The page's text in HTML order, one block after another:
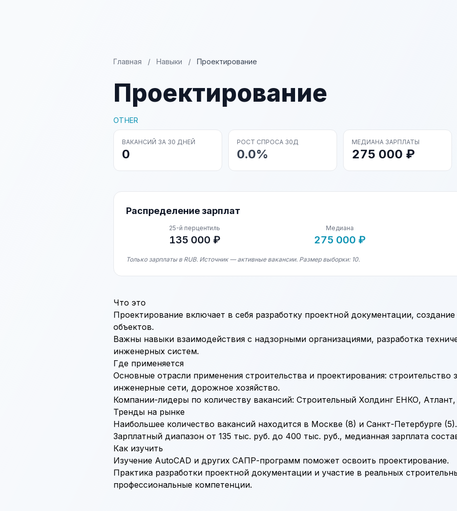
Главная / Навыки / Проектирование
Проектирование
OTHER
ВАКАНСИЙ ЗА 30 ДНЕЙ
0
РОСТ СПРОСА 30Д
0.0%
МЕДИАНА ЗАРПЛАТЫ
275 000 ₽
Распределение зарплат
25-й перцентиль
135 000 ₽
Медиана
275 000 ₽
Только зарплаты в RUB. Источник — активные вакансии. Размер выборки: 10.
Что это
Проектирование включает в себя разработку проектной документации,
объектов.
Важны навыки взаимодействия с надзорными организациями, разработка
инженерных систем.
Где применяется
Основные отрасли применения строительства и проектирования: строительство
инженерные сети, дорожное хозяйство.
Компании-лидеры по количеству вакансий: Строительный Холдинг ЕНКО,
Тренды на рынке
Наибольшее количество вакансий находится в Москве (8) и Санкт-Петербурге (5).
Зарплатный диапазон от 135 тыс. руб. до 400 тыс. руб., медианная зарплата
Как изучить
Изучение AutoCAD и других САПР-программ поможет освоить проектирование.
Практика разработки проектной документации и участие в реальных
профессиональные компетенции.